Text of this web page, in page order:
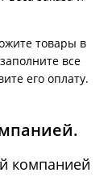
товары в
все
его оплату.
компанией